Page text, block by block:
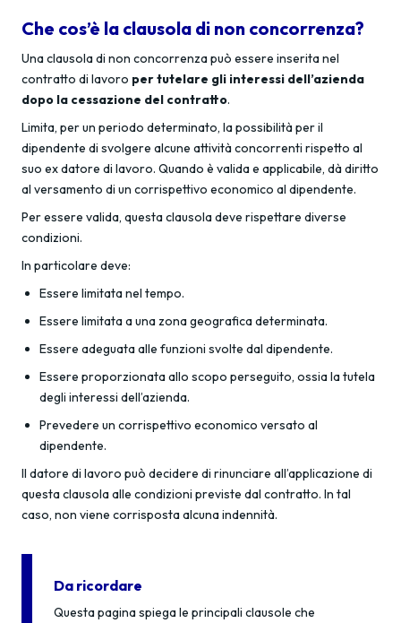
Che cos’è la clausola di non concorrenza?
Una clausola di non concorrenza può essere inserita nel
contratto di lavoro per tutelare gli interessi dell’azienda
dopo la cessazione del contratto.
Limita, per un periodo determinato, la possibilità per il
dipendente di svolgere alcune attività concorrenti rispetto al
suo ex datore di lavoro. Quando è valida e applicabile, dà diritto
al versamento di un corrispettivo economico al dipendente.
Per essere valida, questa clausola deve rispettare diverse
condizioni.
In particolare deve:
Essere limitata nel tempo.
Essere limitata a una zona geografica determinata.
Essere adeguata alle funzioni svolte dal dipendente.
Essere proporzionata allo scopo perseguito, ossia la tutela
degli interessi dell’azienda.
Prevedere un corrispettivo economico versato al
dipendente.
Il datore di lavoro può decidere di rinunciare all’applicazione di
questa clausola alle condizioni previste dal contratto. In tal
caso, non viene corrisposta alcuna indennità.
Da ricordare
Questa pagina spiega le principali clausole che